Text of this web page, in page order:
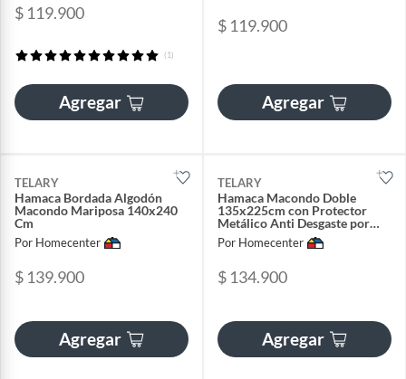
$ 119.900
(1)
Agregar
$ 119.900
Agregar
TELARY
Hamaca Bordada Algodón
Macondo Mariposa 140x240
Cm
Por Homecenter
$ 139.900
Agregar
TELARY
Hamaca Macondo Doble
135x225cm con Protector
Metálico Anti Desgaste por
Rozamiento
Por Homecenter
$ 134.900
Agregar